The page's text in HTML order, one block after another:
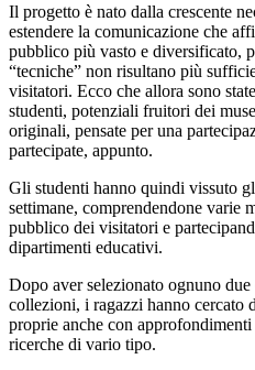
Il progetto è nato dalla crescente
estendere la comunicazione che
pubblico più vasto e diversificato,
“tecniche” non risultano più
visitatori. Ecco che allora sono
studenti, potenziali fruitori dei
originali, pensate per una
partecipate, appunto.
Gli studenti hanno quindi vissuto
settimane, comprendendone varie
pubblico dei visitatori e
dipartimenti educativi.
Dopo aver selezionato ognuno
collezioni, i ragazzi hanno cercato
proprie anche con
ricerche di vario tipo.